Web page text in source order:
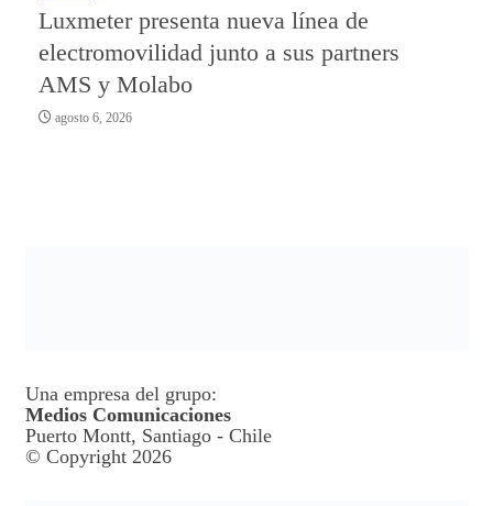
Luxmeter presenta nueva línea de
electromovilidad junto a sus partners
AMS y Molabo
agosto 6, 2026
Una empresa del grupo:
Medios Comunicaciones
Puerto Montt, Santiago - Chile
© Copyright 2026